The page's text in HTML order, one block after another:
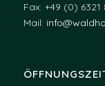
Fax: +49 (0) 6321
Mail: